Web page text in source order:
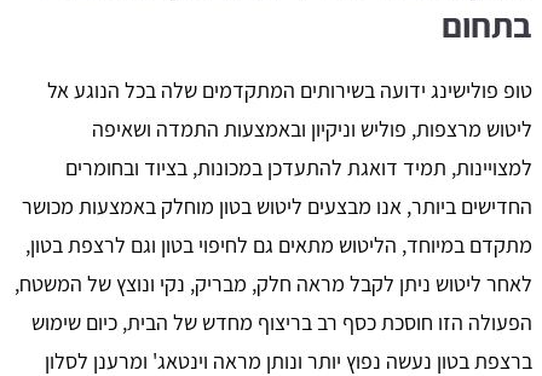
בתחום
טופ פולישינג ידועה בשירותים המתקדמים שלה בכל הנוגע אל
ליטוש מרצפות, פוליש וניקיון ובאמצעות התמדה ושאיפה
למצויינות, תמיד דואגת להתעדכן במכונות, בציוד ובחומרים
החדישים ביותר, אנו מבצעים ליטוש בטון מוחלק באמצעות מכושר
מתקדם במיוחד, הליטוש מתאים גם לחיפוי בטון וגם לרצפת בטון,
לאחר ליטוש ניתן לקבל מראה חלק, מבריק, נקי ונוצץ של המשטח,
הפעולה הזו חוסכת כסף רב בריצוף מחדש של הבית, כיום שימוש
ברצפת בטון נעשה נפוץ יותר ונותן מראה וינטאג' ומרענן לסלון